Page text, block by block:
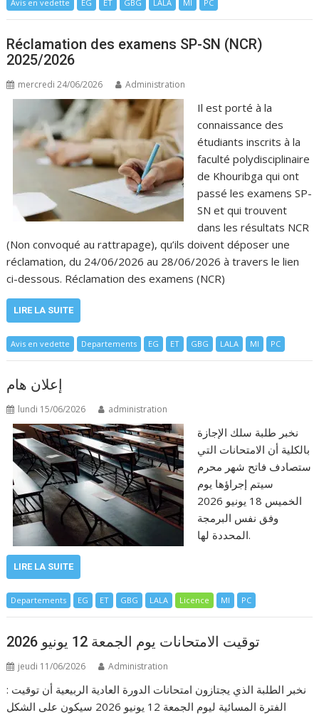
Avis en vedette EG ET GBG LALA MI PC
Réclamation des examens SP-SN (NCR)
2025/2026
mercredi 24/06/2026 Administration
Il est porté à la
connaissance des
étudiants inscrits à la
faculté polydisciplinaire
de Khouribga qui ont
passé les examens SP-
SN et qui trouvent
dans les résultats NCR
(Non convoqué au rattrapage), qu’ils doivent déposer une
réclamation, du 24/06/2026 au 28/06/2026 à travers le lien
ci-dessous. Réclamation des examens (NCR)
LIRE LA SUITE
Avis en vedette Departements EG ET GBG LALA MI PC
إعلان هام
lundi 15/06/2026 administration
نخبر طلبة سلك الإجازة
بالكلية أن الامتحانات التي
ستصادف فاتح ‏شهر محرم
سيتم إجراؤها يوم
الخميس 18 يونيو 2026
وفق نفس البرمجة
المحددة لها.
LIRE LA SUITE
Departements EG ET GBG LALA Licence MI PC
توقيت الامتحانات يوم الجمعة 12 يونيو 2026
jeudi 11/06/2026 Administration
: نخبر الطلبة الذي يجتازون امتحانات الدورة العادية الربيعية أن توقيت
الفترة المسائية ليوم الجمعة 12 يونيو 2026 سيكون على الشكل